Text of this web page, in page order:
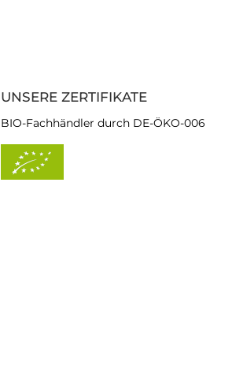
UNSERE ZERTIFIKATE
BIO-Fachhändler durch DE-ÖKO-006